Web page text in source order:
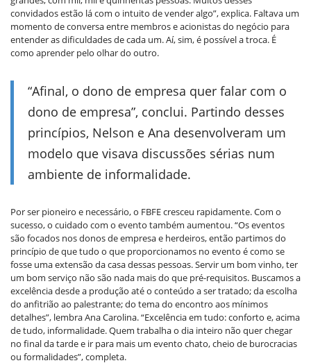
convidados estão lá com o intuito de vender algo”, explica. Faltava um
momento de conversa entre membros e acionistas do negócio para
entender as dificuldades de cada um. Aí, sim, é possível a troca. É
como aprender pelo olhar do outro.
“Afinal, o dono de empresa quer falar com o
dono de empresa”, conclui. Partindo desses
princípios, Nelson e Ana desenvolveram um
modelo que visava discussões sérias num
ambiente de informalidade.
Por ser pioneiro e necessário, o FBFE cresceu rapidamente. Com o
sucesso, o cuidado com o evento também aumentou. “Os eventos
são focados nos donos de empresa e herdeiros, então partimos do
princípio de que tudo o que proporcionamos no evento é como se
fosse uma extensão da casa dessas pessoas. Servir um bom vinho, ter
um bom serviço não são nada mais do que pré-requisitos. Buscamos a
excelência desde a produção até o conteúdo a ser tratado; da escolha
do anfitrião ao palestrante; do tema do encontro aos mínimos
detalhes”, lembra Ana Carolina. “Excelência em tudo: conforto e, acima
de tudo, informalidade. Quem trabalha o dia inteiro não quer chegar
no final da tarde e ir para mais um evento chato, cheio de burocracias
ou formalidades”, completa.